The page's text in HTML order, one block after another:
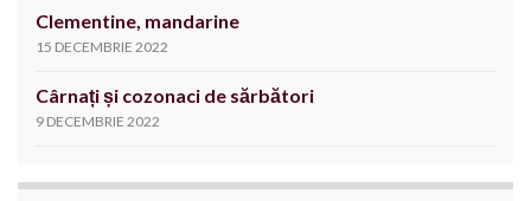
Clementine, mandarine
15 DECEMBRIE 2022
Cârnați și cozonaci de sărbători
9 DECEMBRIE 2022